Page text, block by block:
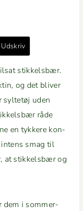
Udskriv
stikkels­bær.
og det bliv­er
syl­tetøj uden
råde
en tykkere kon­
smag til
at stikkels­bær og
dem i som­mer­